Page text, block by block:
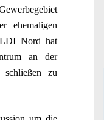
ehemaligen
Nord hat
an der
schließen zu